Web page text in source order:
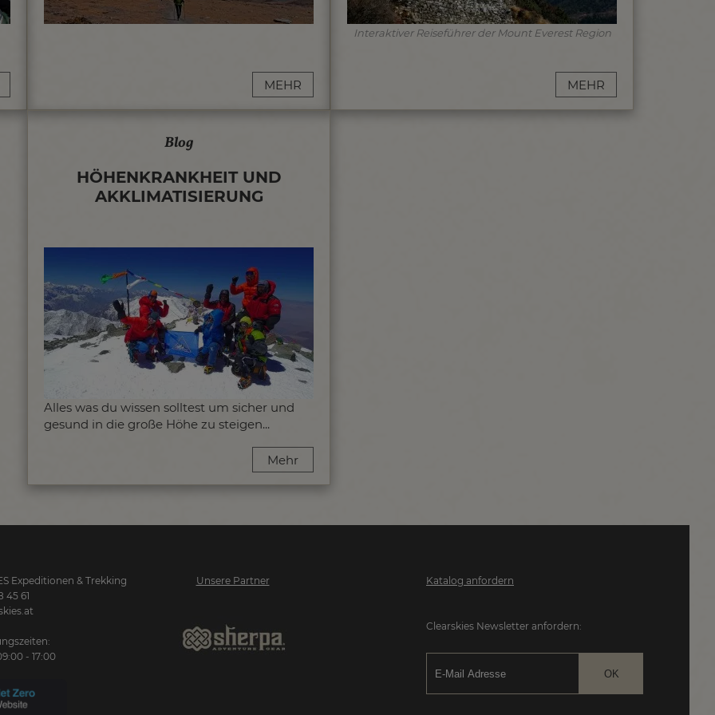
MEHR
Interaktiver Reiseführer der Mount Everest Region
MEHR
Blog
HÖHENKRANKHEIT UND
AKKLIMATISIERUNG
Alles was du wissen solltest um sicher und
gesund in die große Höhe zu steigen...
Mehr
Expeditionen & Trekking
45 61
- 17:00
Unsere Partner Katalog anfordern
Clearskies Newsletter anfordern: